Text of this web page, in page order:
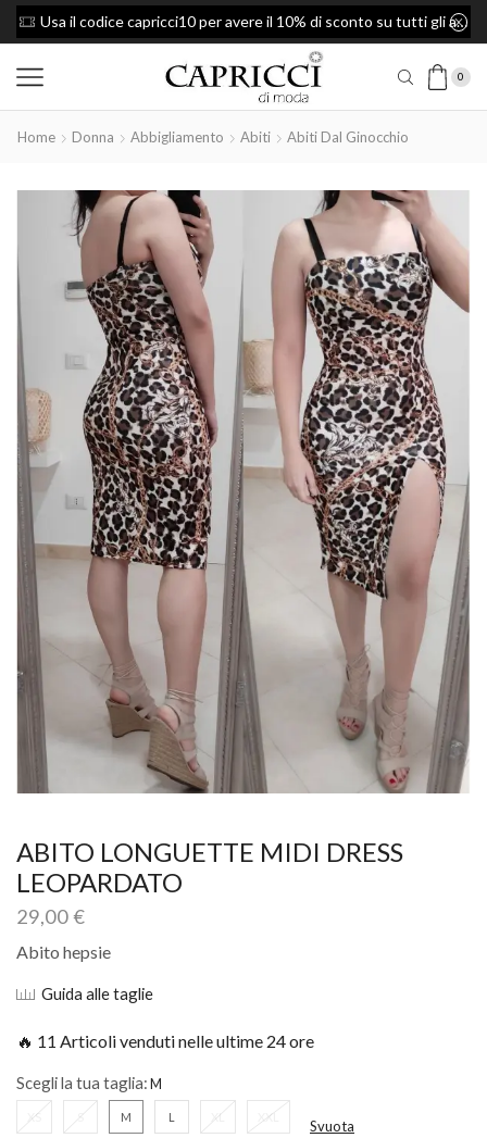
Usa il codice capricci10 per avere il 10% di sconto su tutti gli articoli Spedizione Gratis per ordini superiori a
0
Home Donna Abbigliamento Abiti Abiti Dal Ginocchio
ABITO LONGUETTE MIDI DRESS
LEOPARDATO
29,00€
Abito hepsie
Guida alle taglie
🔥 11 Articoli venduti nelle ultime 24 ore
Scegli la tua taglia:
XS S M L XL XXL Svuota